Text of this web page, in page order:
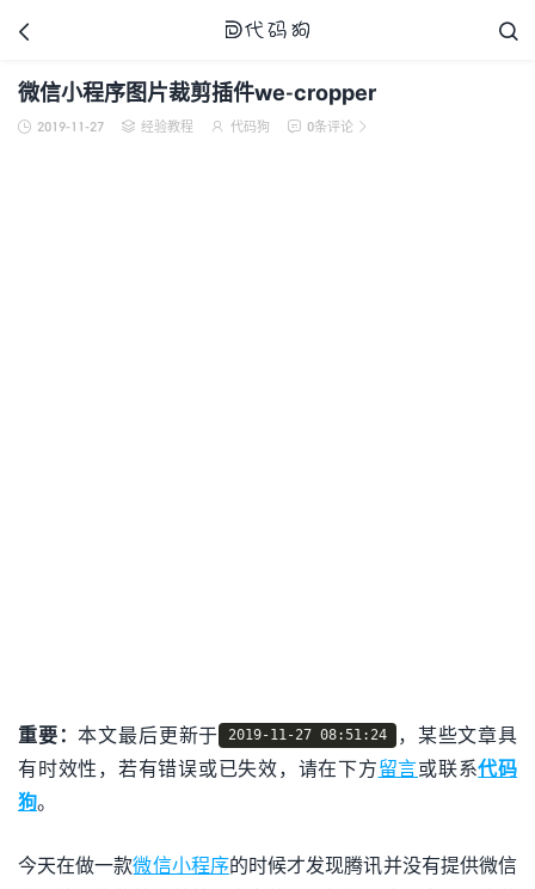

 
微信小程序图片裁剪插件we-cropper
 2019-11-27  经验教程  代码狗  0条评论 
重要：本文最后更新于 2019-11-27 08:51:24
，某些文章具
有时效性，若有错误或已失效，请在下方留言或联系代码
狗。
今天在做一款微信小程序的时候才发现腾讯并没有提供微信